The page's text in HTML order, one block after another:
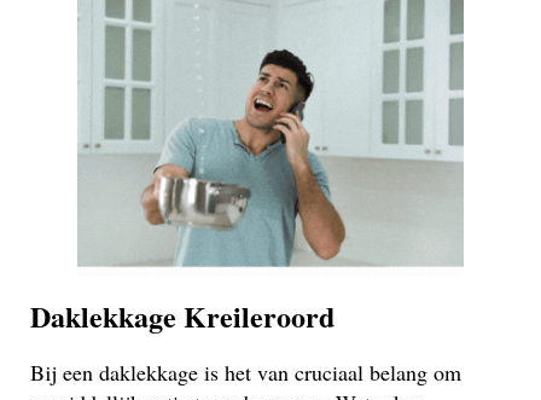
Daklekkage Kreileroord
Bij een daklekkage is het van cruciaal belang om